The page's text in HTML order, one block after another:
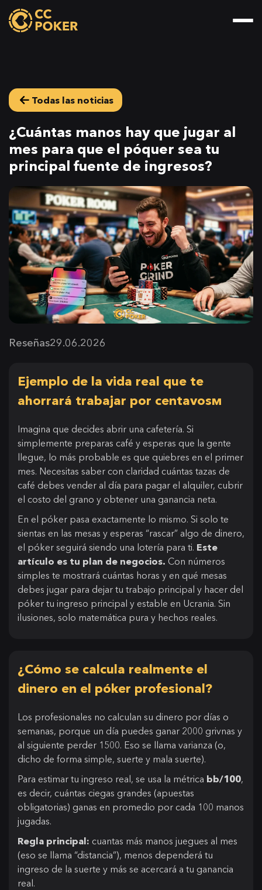
Todas las noticias
¿Cuántas manos hay que jugar al
mes para que el póquer sea tu
principal fuente de ingresos?
Reseñas29.06.2026
Ejemplo de la vida real que te
ahorrará trabajar por centavosм
Imagina que decides abrir una cafetería. Si
simplemente preparas café y esperas que la gente
llegue, lo más probable es que quiebres en el primer
mes. Necesitas saber con claridad cuántas tazas de
café debes vender al día para pagar el alquiler, cubrir
el costo del grano y obtener una ganancia neta.
En el póker pasa exactamente lo mismo. Si solo te
sientas en las mesas y esperas “rascar” algo de dinero,
el póker seguirá siendo una lotería para ti. Este
artículo es tu plan de negocios. Con números
simples te mostrará cuántas horas y en qué mesas
debes jugar para dejar tu trabajo principal y hacer del
póker tu ingreso principal y estable en Ucrania. Sin
ilusiones, solo matemática pura y hechos reales.
¿Cómo se calcula realmente el
dinero en el póker profesional?
Los profesionales no calculan su dinero por días o
semanas, porque un día puedes ganar 2000 grivnas y
al siguiente perder 1500. Eso se llama varianza (o,
dicho de forma simple, suerte y mala suerte).
Para estimar tu ingreso real, se usa la métrica bb/100,
es decir, cuántas ciegas grandes (apuestas
obligatorias) ganas en promedio por cada 100 manos
jugadas.
Regla principal: cuantas más manos juegues al mes
(eso se llama “distancia”), menos dependerá tu
ingreso de la suerte y más se acercará a tu ganancia
real.